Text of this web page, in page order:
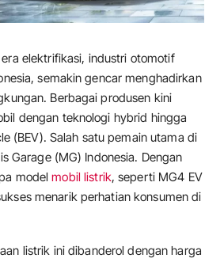
elektrifikasi, industri otomotif
semakin gencar menghadirkan
Berbagai produsen kini
dengan teknologi hybrid hingga
(BEV). Salah satu pemain utama di
Garage (MG) Indonesia. Dengan
modelmobil listrik, seperti MG4 EV
menarik perhatian konsumen di
listrik ini dibanderol dengan harga